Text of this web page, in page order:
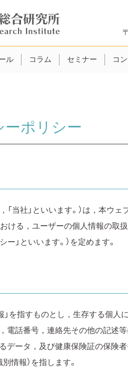
ル コラム セミナー コ
ポリシー
当社」といいます。）は，本ウ
おける，ユーザーの個人情報の取
」といいます。）を定めます。
」を指すものとし，生存する個人
電話番号，連絡先その他の記述
データ，及び健康保険証の保険
情報）を指します。